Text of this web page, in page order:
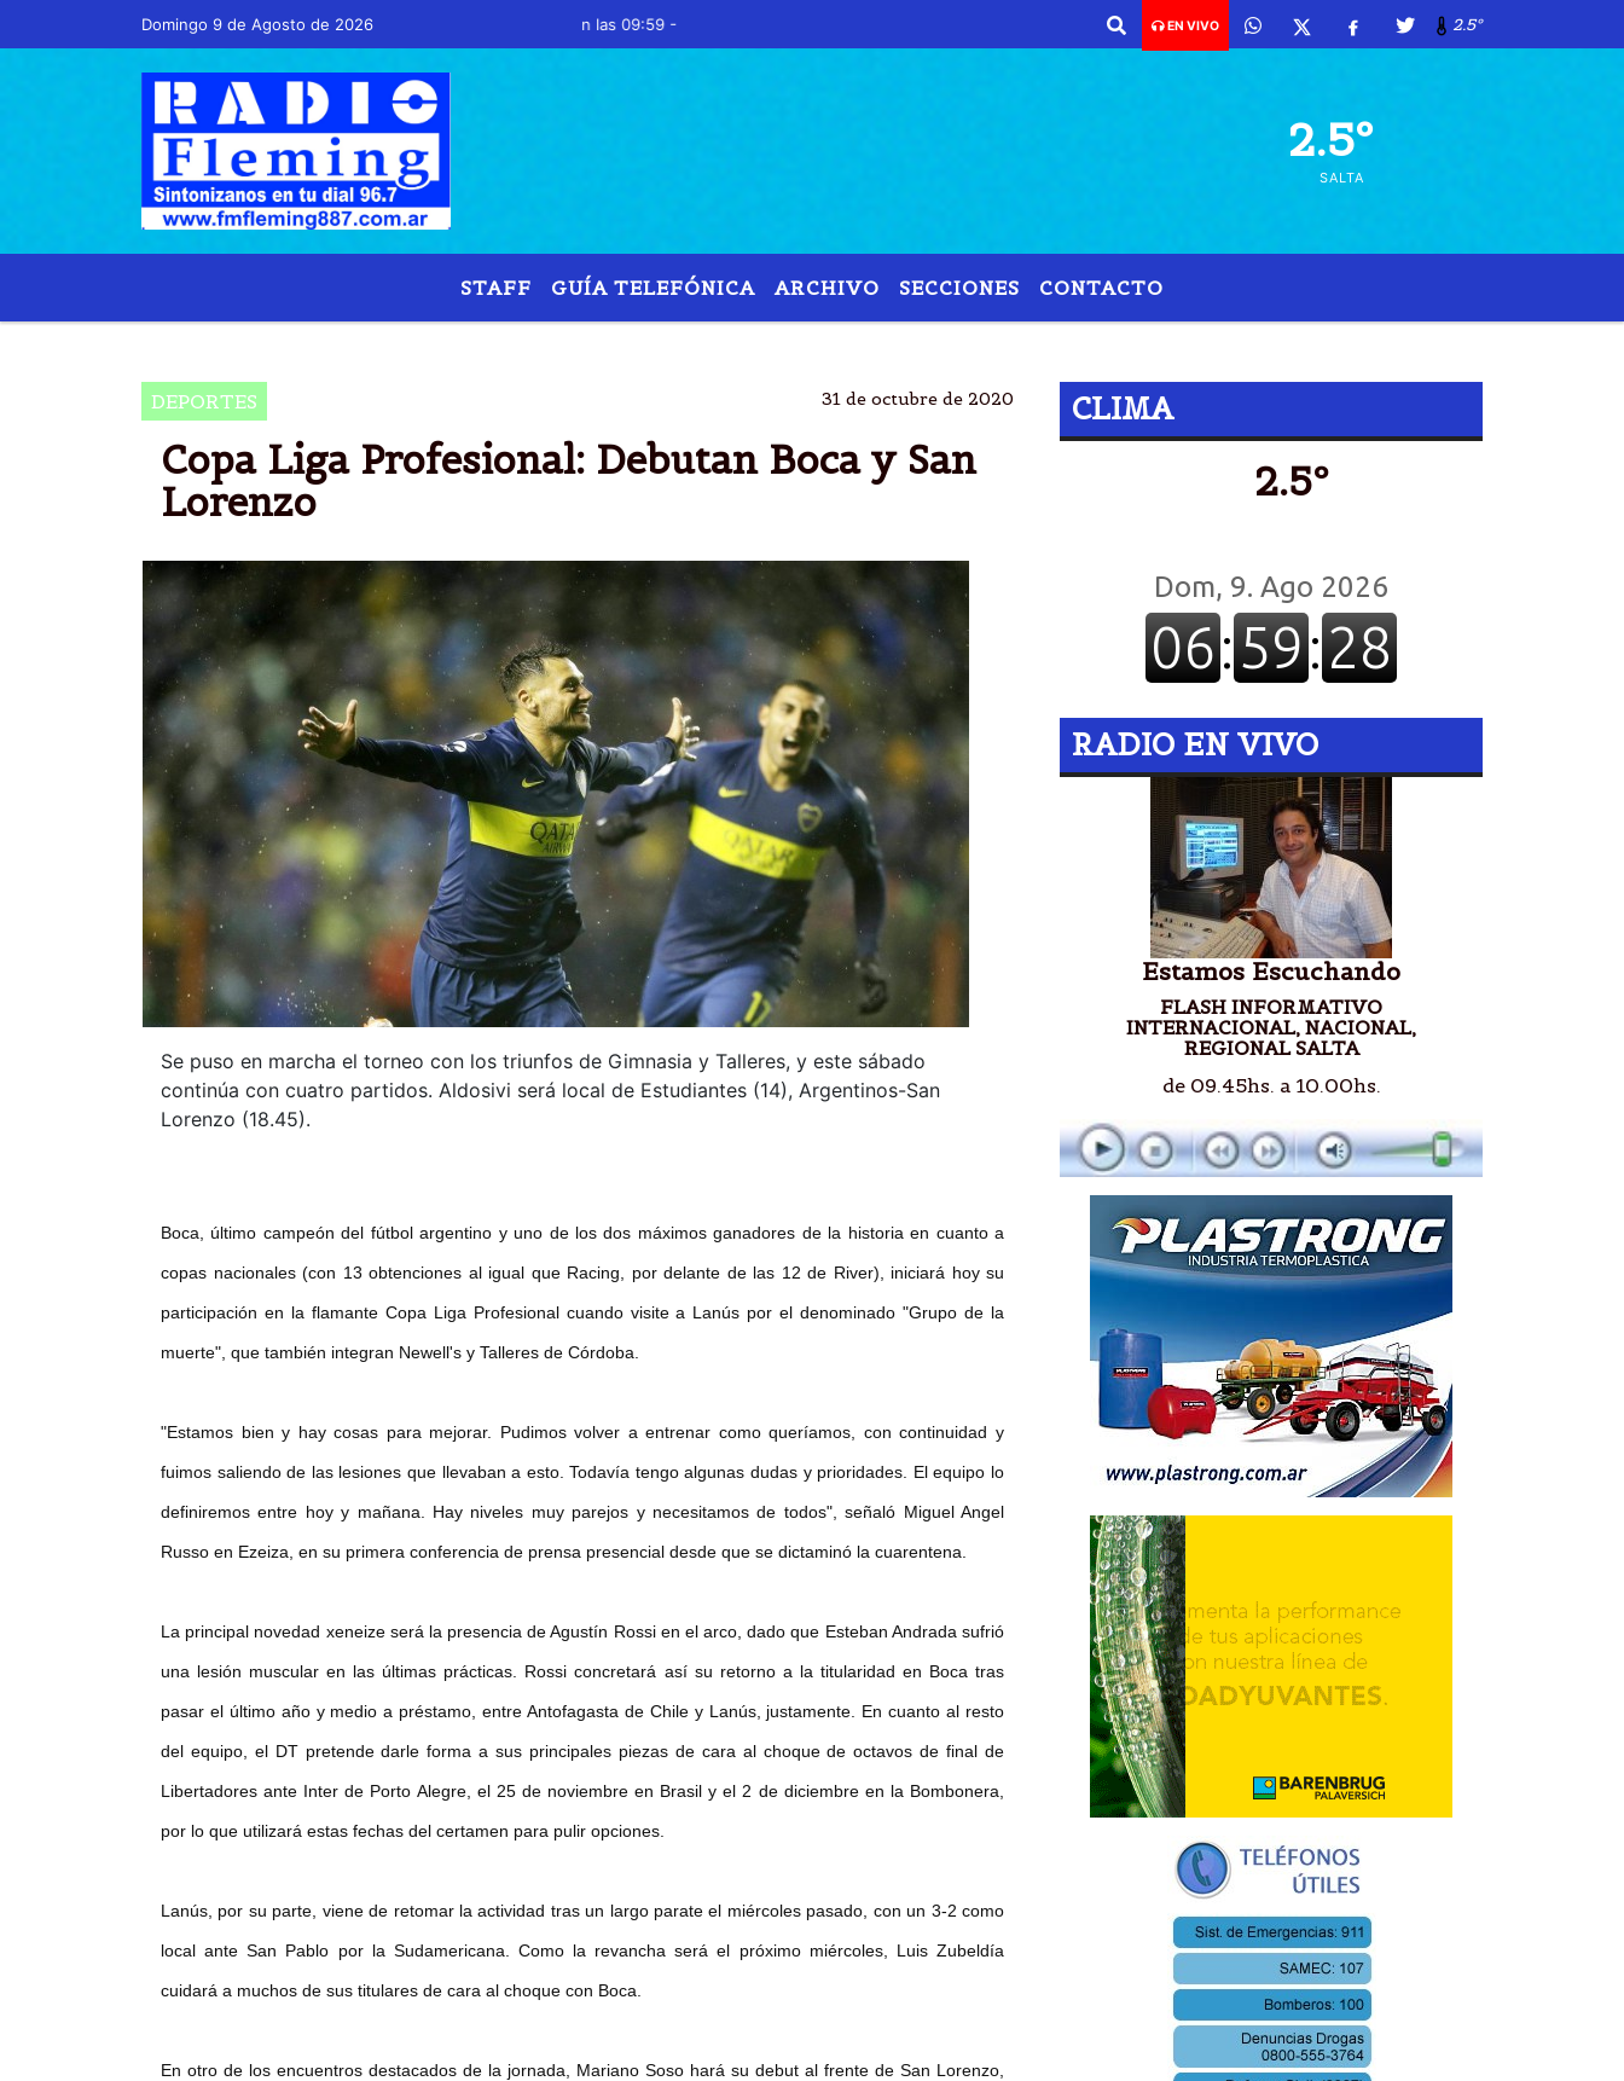
Domingo 9 de Agosto de 2026
Hoy es Domingo 9 de Agosto de 2026 y son las 09:59 - EN VIVO 2.5º
2.5º
SALTA
STAFF GUÍA TELEFÓNICA ARCHIVO SECCIONES CONTACTO
DEPORTES 31 de octubre de 2020
Copa Liga Profesional: Debutan Boca y San
Lorenzo
Se puso en marcha el torneo con los triunfos de Gimnasia y Talleres, y este sábado
continúa con cuatro partidos. Aldosivi será local de Estudiantes (14), Argentinos-San
Lorenzo (18.45).
Boca, último campeón del fútbol argentino y uno de los dos máximos ganadores de la historia en cuanto a
copas nacionales (con 13 obtenciones al igual que Racing, por delante de las 12 de River), iniciará hoy su
participación en la flamante Copa Liga Profesional cuando visite a Lanús por el denominado "Grupo de la
muerte", que también integran Newell's y Talleres de Córdoba.
"Estamos bien y hay cosas para mejorar. Pudimos volver a entrenar como queríamos, con continuidad y
fuimos saliendo de las lesiones que llevaban a esto. Todavía tengo algunas dudas y prioridades. El equipo lo
definiremos entre hoy y mañana. Hay niveles muy parejos y necesitamos de todos", señaló Miguel Angel
Russo en Ezeiza, en su primera conferencia de prensa presencial desde que se dictaminó la cuarentena.
La principal novedad xeneize será la presencia de Agustín Rossi en el arco, dado que Esteban Andrada sufrió
una lesión muscular en las últimas prácticas. Rossi concretará así su retorno a la titularidad en Boca tras
pasar el último año y medio a préstamo, entre Antofagasta de Chile y Lanús, justamente. En cuanto al resto
del equipo, el DT pretende darle forma a sus principales piezas de cara al choque de octavos de final de
Libertadores ante Inter de Porto Alegre, el 25 de noviembre en Brasil y el 2 de diciembre en la Bombonera,
por lo que utilizará estas fechas del certamen para pulir opciones.
Lanús, por su parte, viene de retomar la actividad tras un largo parate el miércoles pasado, con un 3-2 como
local ante San Pablo por la Sudamericana. Como la revancha será el próximo miércoles, Luis Zubeldía
cuidará a muchos de sus titulares de cara al choque con Boca.
En otro de los encuentros destacados de la jornada, Mariano Soso hará su debut al frente de San Lorenzo,
CLIMA
2.5º
RADIO EN VIVO
Estamos Escuchando
FLASH INFORMATIVO
INTERNACIONAL, NACIONAL,
REGIONAL SALTA
de 09.45hs. a 10.00hs.